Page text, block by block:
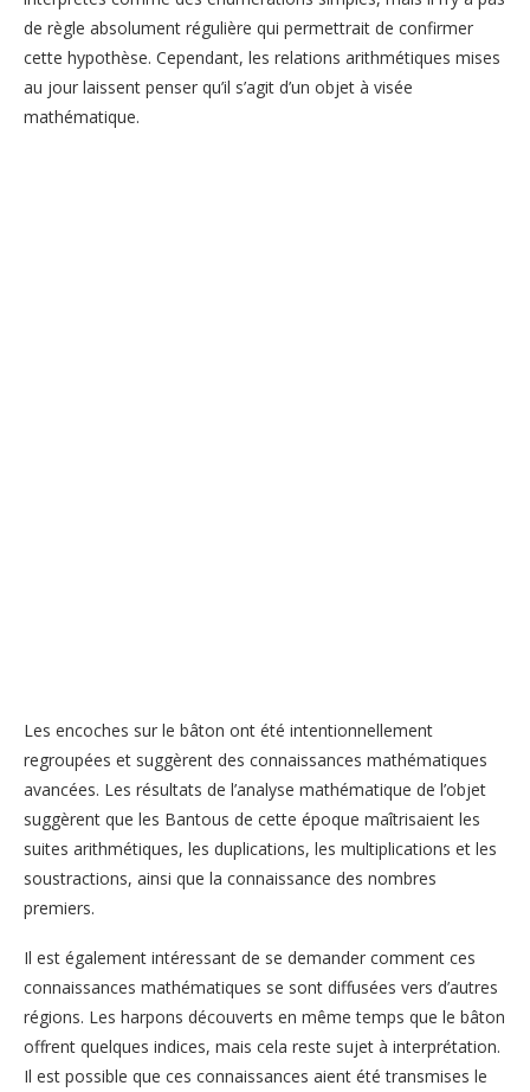
de règle absolument régulière qui permettrait de confirmer
cette hypothèse. Cependant, les relations arithmétiques mises
au jour laissent penser qu’il s’agit d’un objet à visée
mathématique.
Les encoches sur le bâton ont été intentionnellement
regroupées et suggèrent des connaissances mathématiques
avancées. Les résultats de l’analyse mathématique de l’objet
suggèrent que les Bantous de cette époque maîtrisaient les
suites arithmétiques, les duplications, les multiplications et les
soustractions, ainsi que la connaissance des nombres
premiers.
Il est également intéressant de se demander comment ces
connaissances mathématiques se sont diffusées vers d’autres
régions. Les harpons découverts en même temps que le bâton
offrent quelques indices, mais cela reste sujet à interprétation.
Il est possible que ces connaissances aient été transmises le